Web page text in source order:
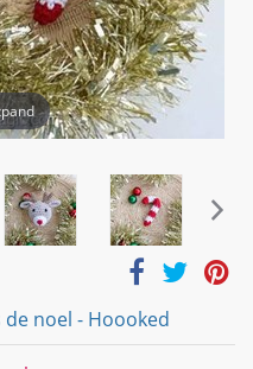
noel - Hoooked